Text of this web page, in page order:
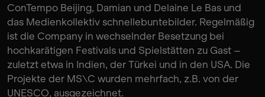
ConTempo Beijing, Damian und Delaine Le Bas und
das Medienkollektiv schnellebuntebilder. Regelmäßig
ist die Company in wechselnder Besetzung bei
hochkarätigen Festivals und Spielstätten zu Gast –
zuletzt etwa in Indien, der Türkei und in den USA. Die
Projekte der MS\C wurden mehrfach, z.B. von der
UNESCO, ausgezeichnet.